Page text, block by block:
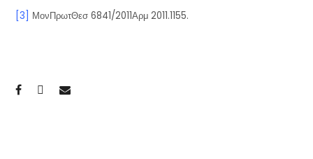
[3] ΜονΠρωτΘεσ 6841/2011Αρμ 2011.1155.